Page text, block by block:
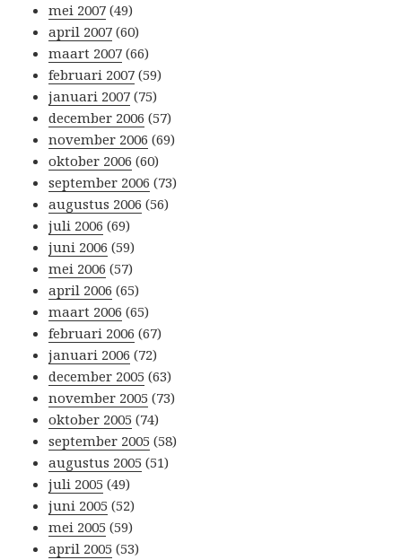
mei 2007 (49)
april 2007 (60)
maart 2007 (66)
februari 2007 (59)
januari 2007 (75)
december 2006 (57)
november 2006 (69)
oktober 2006 (60)
september 2006 (73)
augustus 2006 (56)
juli 2006 (69)
juni 2006 (59)
mei 2006 (57)
april 2006 (65)
maart 2006 (65)
februari 2006 (67)
januari 2006 (72)
december 2005 (63)
november 2005 (73)
oktober 2005 (74)
september 2005 (58)
augustus 2005 (51)
juli 2005 (49)
juni 2005 (52)
mei 2005 (59)
april 2005 (53)